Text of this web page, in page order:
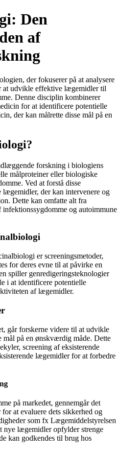
Den
af
der fokuserer på at analysere
at udvikle effektive lægemidler til
Denne disciplin kombinerer
for at identificere potentielle
der kan målrette disse mål på en
forskning i biologiens
målproteiner eller biologiske
Ved at forstå disse
der kan intervenere og
Dette kan omfatte alt fra
og autoimmune
er screeningsmetoder,
for deres evne til at påvirke en
spiller genredigeringsteknologier
i at identificere potentielle
af lægemidler.
går forskerne videre til at udvikle
på en ønskværdig måde. Dette
screening af eksisterende
lægemidler for at forbedre
på markedet, gennemgår det
at evaluere dets sikkerhed og
som fx Lægemiddelstyrelsen
nye lægemidler opfylder strenge
kan godkendes til brug hos